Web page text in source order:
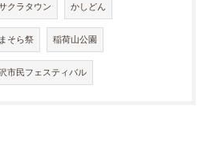
クラタウン かしどん
そら祭 稲荷山公園
市民フェスティバル